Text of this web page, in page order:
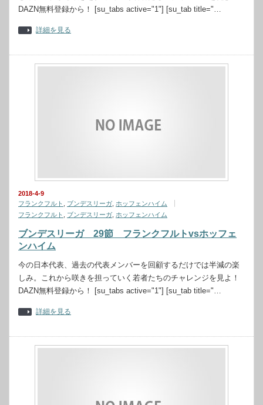
DAZN無料登録から！ [su_tabs active="1"] [su_tab title="…
詳細を見る
2018-4-9
フランクフルト
ブンデスリーガ ホッフェンハイム
フランクフルト
ブンデスリーガ ホッフェンハイム
ブンデスリーガ 29節 フランクフルトvsホッフェ
ンハイム
今の日本代表、過去の代表メンバーを回顧するだけでは半減の楽
しみ。これから咲きを担っていく若者たちのチャレンジを見よ！
DAZN無料登録から！ [su_tabs active="1"] [su_tab title="…
詳細を見る